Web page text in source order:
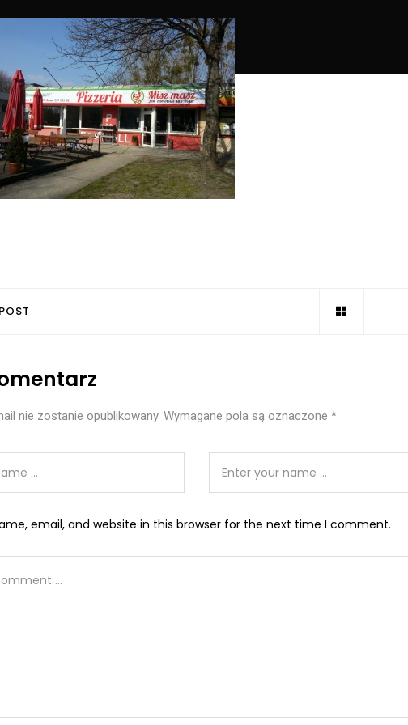
nie zostanie opublikowany. Wymagane pola są oznaczone *
email, and website in this browser for the next time I comment.